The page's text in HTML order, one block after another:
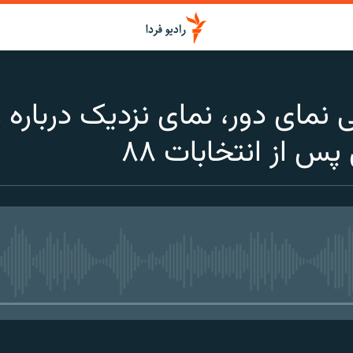
نمای دور، نمای نزدیک
از انتخابات ۸۸